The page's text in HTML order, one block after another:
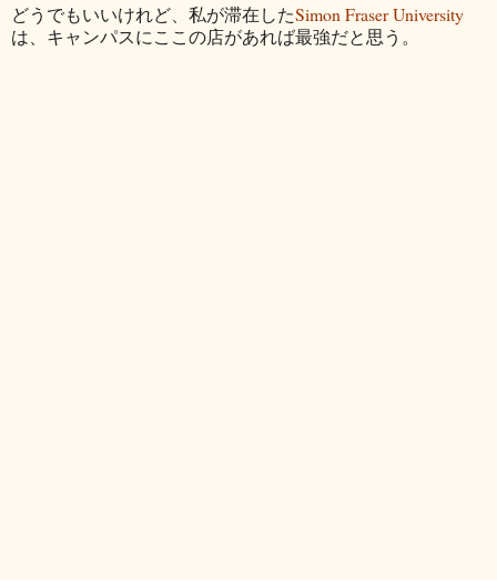
どうでもいいけれど、私が滞在したSimon Fraser University
は、キャンパスにここの店があれば最強だと思う。